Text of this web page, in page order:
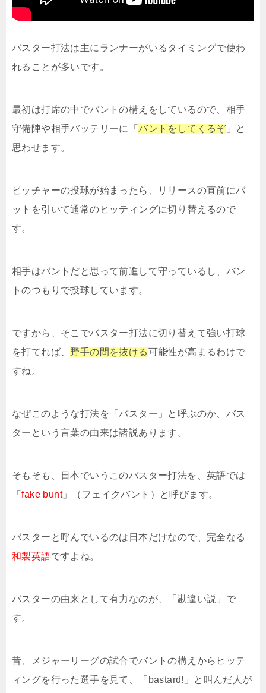
バスター打法は主にランナーがいるタイミングで使わ
れることが多いです。
最初は打席の中でバントの構えをしているので、相手
守備陣や相手バッテリーに「バントをしてくるぞ」と
思わせます。
ピッチャーの投球が始まったら、リリースの直前にバ
ットを引いて通常のヒッティングに切り替えるので
す。
相手はバントだと思って前進して守っているし、バン
トのつもりで投球しています。
ですから、そこでバスター打法に切り替えて強い打球
を打てれば、 野手の間を抜ける可能性が高まるわけで
すね。
なぜこのような打法を「バスター」と呼ぶのか、バス
ターという言葉の由来は諸説あります。
そもそも、日本でいうこのバスター打法を、英語では
「fake bunt」（フェイクバント）と呼びます。
バスターと呼んでいるのは日本だけなので、完全なる
和製英語ですよね。
バスターの由来として有力なのが、「勘違い説」で
す。
昔、メジャーリーグの試合でバントの構えからヒッテ
ィングを行った選手を見て、「bastard!」と叫んだ人が